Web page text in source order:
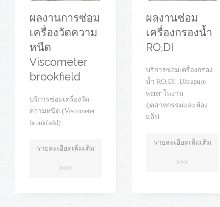
ผลงานการซ่อม
เครื่องวัดความ
หนืด
Viscometer
brookfield
บริการซ่อมเครื่องวัด
ความหนืด (Viscometer
brookfield)
รายละเอียดเพิ่มเติม
>>>
ผลงานซ่อม
เครื่องกรองน้ำ
RO,DI
บริการซ่อมเครื่องกรอง
น้ำ RO,DI ,Ultrapure
water ในงาน
อุตสาหกรรมและห้อง
แล็ป
รายละเอียดเพิ่มเติม
>>>